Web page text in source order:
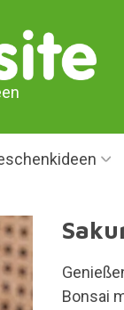
Bonsai